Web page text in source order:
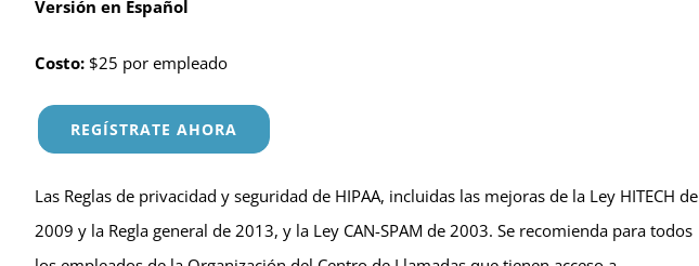
Versión en Español
Costo: $25 por empleado
REGÍSTRATE AHORA
Las Reglas de privacidad y seguridad de HIPAA, incluidas las mejoras de la Ley HITECH de
2009 y la Regla general de 2013, y la Ley CAN-SPAM de 2003. Se recomienda para todos